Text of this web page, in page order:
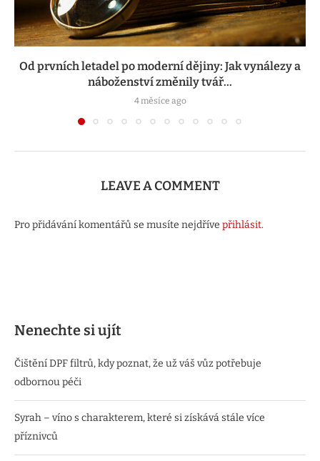
Od prvních letadel po moderní dějiny: Jak vynálezy a
náboženství změnily tvář...
4 měsíce ago
LEAVE A COMMENT
Pro přidávání komentářů se musíte nejdříve přihlásit.
Nenechte si ujít
Čištění DPF filtrů, kdy poznat, že už váš vůz potřebuje
odbornou péči
Syrah – víno s charakterem, které si získává stále více
příznivců